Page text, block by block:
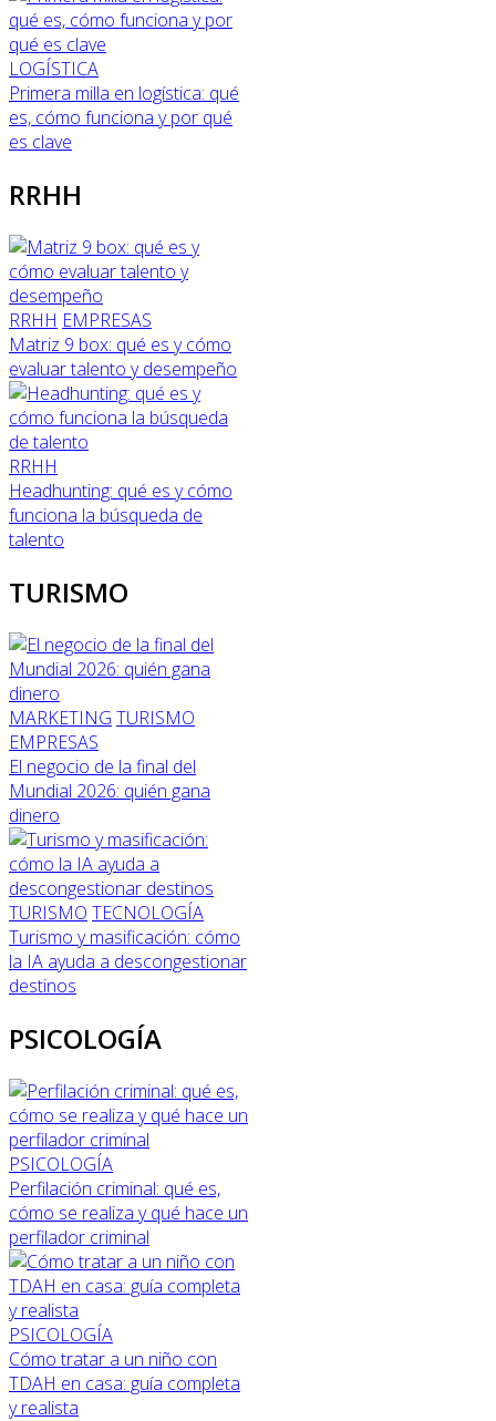
LOGÍSTICA
Primera milla en logística: qué
es, cómo funciona y por qué
es clave
RRHH
RRHH EMPRESAS
Matriz 9 box: qué es y cómo
evaluar talento y desempeño
RRHH
Headhunting: qué es y cómo
funciona la búsqueda de
talento
TURISMO
MARKETING TURISMO
EMPRESAS
El negocio de la final del
Mundial 2026: quién gana
dinero
TURISMO TECNOLOGÍA
Turismo y masificación: cómo
la IA ayuda a descongestionar
destinos
PSICOLOGÍA
PSICOLOGÍA
Perfilación criminal: qué es,
cómo se realiza y qué hace un
perfilador criminal
PSICOLOGÍA
Cómo tratar a un niño con
TDAH en casa: guía completa
y realista